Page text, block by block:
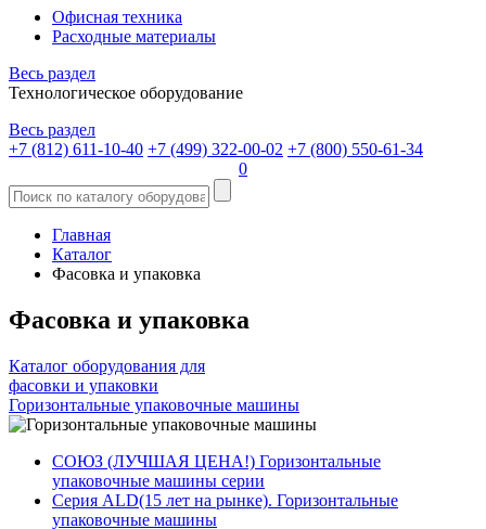
Офисная техника
Расходные материалы
Весь раздел
Технологическое оборудование
Весь раздел
+7 (812) 611-10-40 +7 (499) 322-00-02 +7 (800) 550-61-34
0
Главная
Каталог
Фасовка и упаковка
Фасовка и упаковка
Каталог оборудования для
фасовки и упаковки
Горизонтальные упаковочные машины
СОЮЗ (ЛУЧШАЯ ЦЕНА!) Горизонтальные
упаковочные машины серии
Серия ALD(15 лет на рынке). Горизонтальные
упаковочные машины